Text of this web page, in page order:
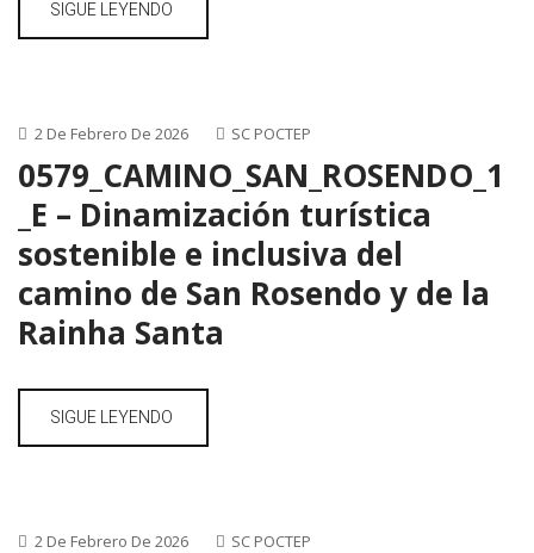
SIGUE LEYENDO
2 De Febrero De 2026 SC POCTEP
0579_CAMINO_SAN_ROSENDO_1
_E – Dinamización turística
sostenible e inclusiva del
camino de San Rosendo y de la
Rainha Santa
SIGUE LEYENDO
2 De Febrero De 2026 SC POCTEP